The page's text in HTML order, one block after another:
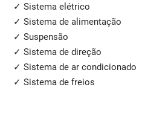
✓ Sistema elétrico
✓ Sistema de alimentação
✓ Suspensão
✓ Sistema de direção
✓ Sistema de ar condicionado
✓ Sistema de freios